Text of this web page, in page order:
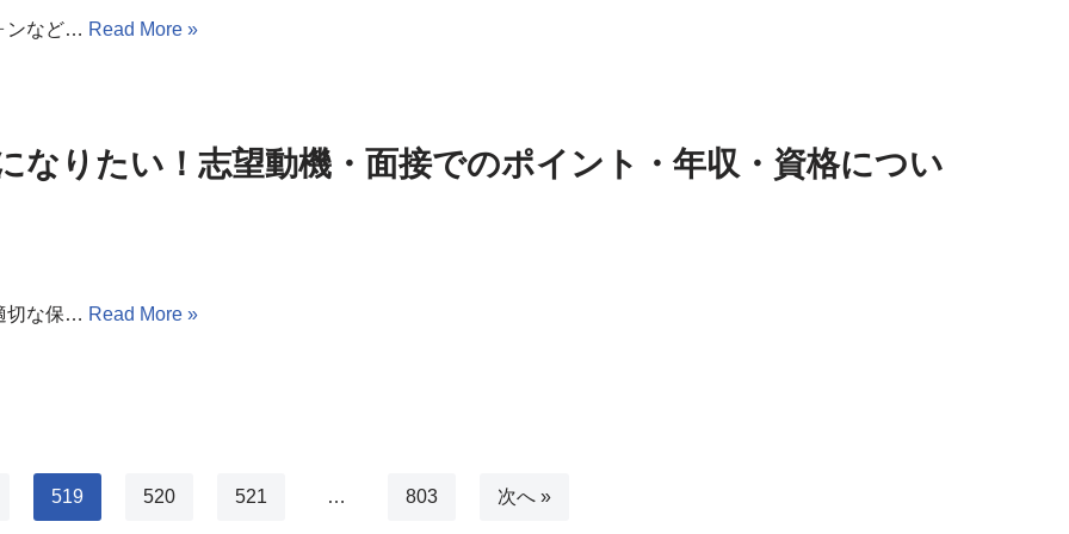
ンなど… Read More »
なりたい！志望動機・面接でのポイント・年収・資格につい
切な保… Read More »
519 520 521 … 803 次へ »